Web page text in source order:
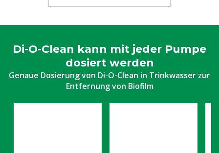
Di-O-Clean kann mit jeder Pumpe
dosiert werden
Genaue Dosierung von Di-O-Clean in Trinkwasser zur
Entfernung von Biofilm